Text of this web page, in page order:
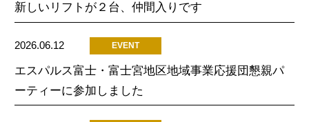
新しいリフトが２台、仲間入りです
2026.06.12 EVENT
エスパルス富士・富士宮地区地域事業応援団懇親パ
ーティーに参加しました